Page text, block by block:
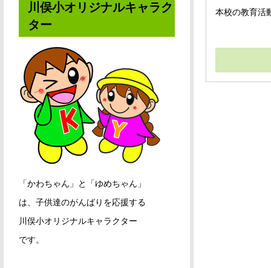
本校の教育活
川俣小オリジナルキャラク
ター
「かわちゃん」と「ゆめちゃん」
は、子供達のがんばりを応援する
川俣小オリジナルキャラクター
です。